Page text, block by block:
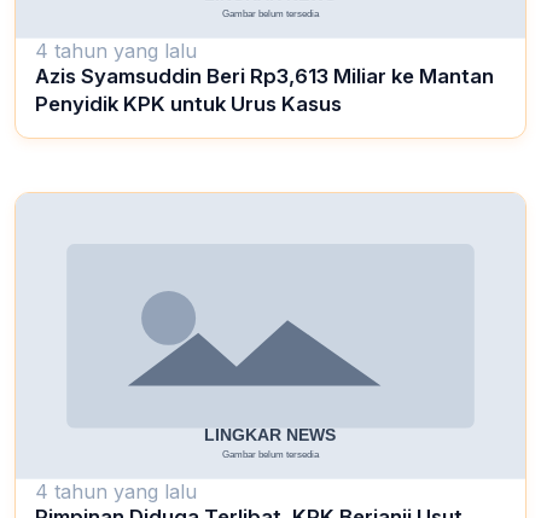
4 tahun yang lalu
Azis Syamsuddin Beri Rp3,613 Miliar ke Mantan
Penyidik KPK untuk Urus Kasus
4 tahun yang lalu